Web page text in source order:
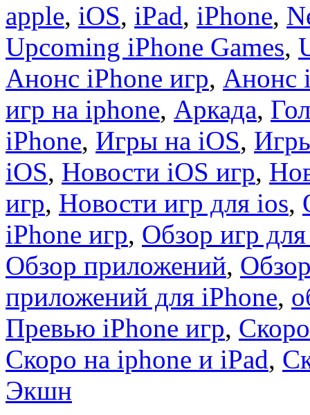
apple, iOS, iPad, iPhone,
Upcoming iPhone Games,
Анонс iPhone игр, Анонс
игр на iphone, Аркада,
iPhone, Игры на iOS,
iOS, Новости iOS игр,
игр, Новости игр для ios,
iPhone игр, Обзор игр
Обзор приложений,
приложений для iPhone,
Превью iPhone игр,
Скоро на iphone и iPad,
Экшн